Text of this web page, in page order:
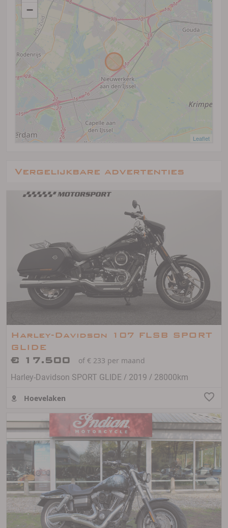
−
Leaflet
Vergelijkbare advertenties
Harley-Davidson 107 FLSB SPORT
GLIDE
€ 17.500
of € 233 per maand
Harley-Davidson SPORT GLIDE / 2019 / 28000km
Hoevelaken